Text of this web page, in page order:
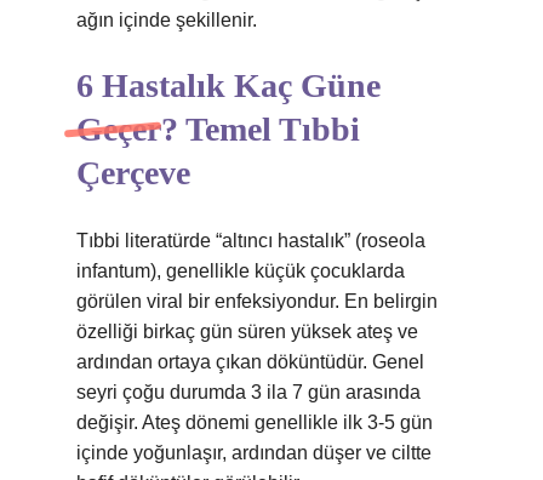
ağın içinde şekillenir.
6 Hastalık Kaç Güne
Geçer? Temel Tıbbi
Çerçeve
Tıbbi literatürde “altıncı hastalık” (roseola
infantum), genellikle küçük çocuklarda
görülen viral bir enfeksiyondur. En belirgin
özelliği birkaç gün süren yüksek ateş ve
ardından ortaya çıkan döküntüdür. Genel
seyri çoğu durumda 3 ila 7 gün arasında
değişir. Ateş dönemi genellikle ilk 3-5 gün
içinde yoğunlaşır, ardından düşer ve ciltte